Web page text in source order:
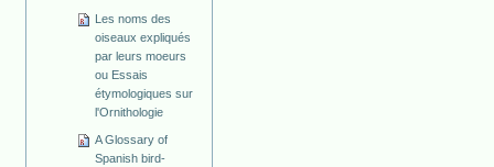
Les noms des
oiseaux expliqués
par leurs moeurs
ou Essais
étymologiques sur
l'Ornithologie
A Glossary of
Spanish bird-